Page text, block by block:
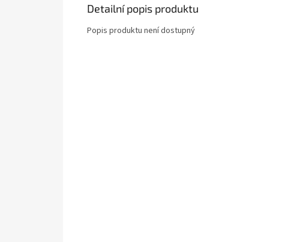
Detailní popis produktu
Popis produktu není dostupný